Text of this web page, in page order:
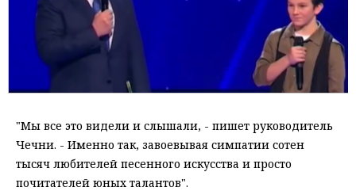
"Мы все это видели и слышали, - пишет руководитель
Чечни. - Именно так, завоевывая симпатии сотен
тысяч любителей песенного искусства и просто
почитателей юных талантов".